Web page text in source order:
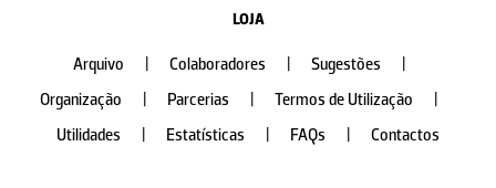
LOJA
Arquivo Colaboradores Sugestões
Organização
Parcerias Termos de Utilização
Utilidades
Estatísticas FAQs Contactos